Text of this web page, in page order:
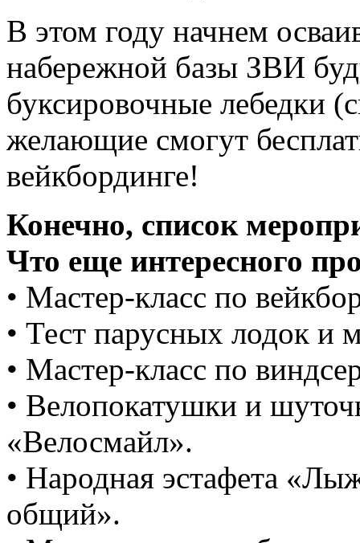
В этом году начнем
набережной базы ЗВИ
буксировочные лебедки
желающие смогут
вейкбординге!
Конечно, список
Что еще интересного
• Мастер-класс по
• Тест парусных лодок и
• Мастер-класс по
• Велопокатушки и
«Велосмайл».
• Народная эстафета
общий».